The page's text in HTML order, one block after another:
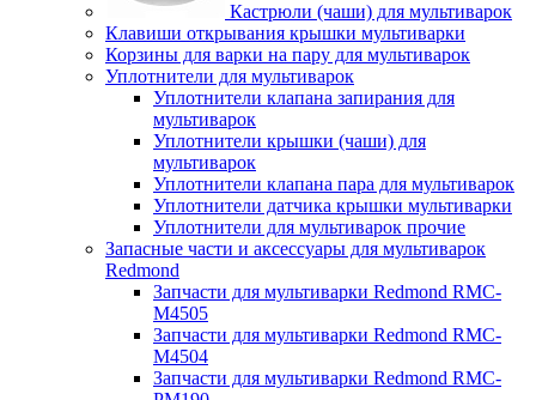
Кастрюли (чаши) для мультиварок
Клавиши открывания крышки мультиварки
Корзины для варки на пару для мультиварок
Уплотнители для мультиварок
Уплотнители клапана запирания для
мультиварок
Уплотнители крышки (чаши) для
мультиварок
Уплотнители клапана пара для мультиварок
Уплотнители датчика крышки мультиварки
Уплотнители для мультиварок прочие
Запасные части и аксессуары для мультиварок
Redmond
Запчасти для мультиварки Redmond RMC-
M4505
Запчасти для мультиварки Redmond RMC-
M4504
Запчасти для мультиварки Redmond RMC-